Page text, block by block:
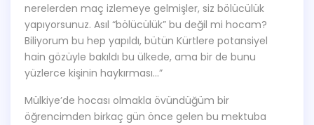
nerelerden maç izlemeye gelmişler, siz bölücülük
yapıyorsunuz. Asıl “bölücülük” bu değil mi hocam?
Biliyorum bu hep yapıldı, bütün Kürtlere potansiyel
hain gözüyle bakıldı bu ülkede, ama bir de bunu
yüzlerce kişinin haykırması…”
Mülkiye’de hocası olmakla övündüğüm bir
öğrencimden birkaç gün önce gelen bu mektuba